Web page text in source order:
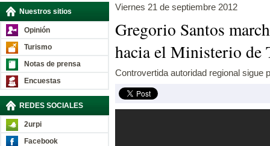
Nuestros sitios
Opinión
Turismo
Notas de prensa
Encuestas
REDES SOCIALES
2urpi
Facebook
Viernes 21 de septiembre 2012
Gregorio Santos
hacia el Ministerio
Controvertida autoridad regional sigue